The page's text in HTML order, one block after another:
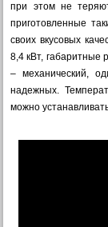
при этом не
приготовленные
своих вкусовых
8,4 кВт,
– механический,
надежных.
можно